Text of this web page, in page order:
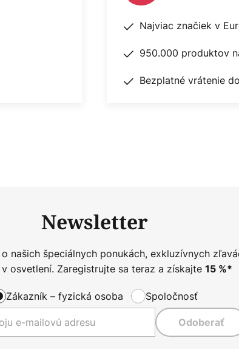
Najviac značiek v
950.000 produktov
Bezplatné vrátenie
Newsletter
našich špeciálnych ponukách, exkluzívnych
osvetlení. Zaregistrujte sa teraz a získajte 15%*
Zákazník – fyzická osoba Spoločnosť
Odoberať